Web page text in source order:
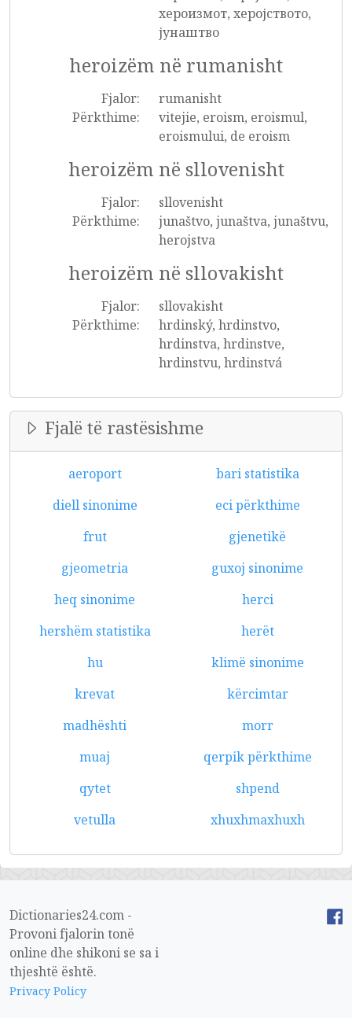
хероизмот, херојството,
јунаштво
heroizëm në rumanisht
Fjalor:
rumanisht
Përkthime:
vitejie, eroism, eroismul,
eroismului, de eroism
heroizëm në sllovenisht
Fjalor:
sllovenisht
Përkthime:
junaštvo, junaštva, junaštvu,
herojstva
heroizëm në sllovakisht
Fjalor:
sllovakisht
Përkthime:
hrdinský, hrdinstvo,
hrdinstva, hrdinstve,
hrdinstvu, hrdinstvá
Fjalë të rastësishme
aeroport
bari statistika
diell sinonime
eci përkthime
frut
gjenetikë
gjeometria
guxoj sinonime
heq sinonime
herci
hershëm statistika
herët
hu
klimë sinonime
krevat
kërcimtar
madhështi
morr
muaj
qerpik përkthime
qytet
shpend
vetulla
xhuxhmaxhuxh
Dictionaries24.com -
Provoni fjalorin tonë
online dhe shikoni se sa i
thjeshtë është.
Privacy Policy